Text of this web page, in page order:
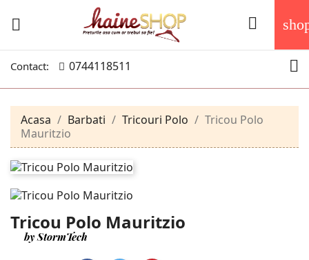
 
Contact: 0744118511 
Acasa Barbati Tricouri Polo
Tricou Polo
Mauritzio
Tricou Polo Mauritzio
by StormTech